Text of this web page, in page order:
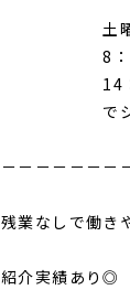
土曜日・
8：
14：
でシフト
－－－－－－－
残業なしで働
紹介実績あり◎